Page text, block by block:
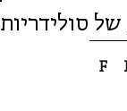
F
סולידריות